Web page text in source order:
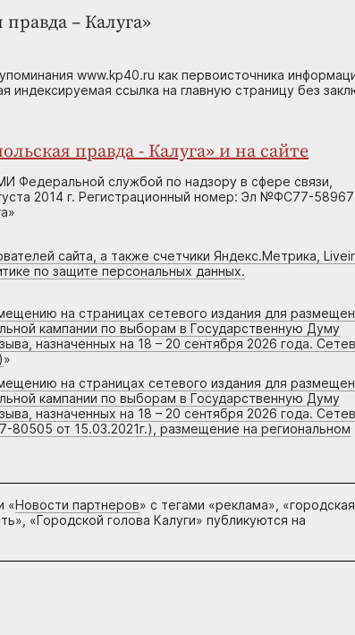
– Калуга»
www.kp40.ru как первоисточника
индексируемая ссылка на главную страницу без
правда - Калуга» и на сайте
Федеральной службой по надзору в сфере связи,
2014 г. Регистрационный номер: Эл №ФС77-58967
сайта, а также счетчики Яндекс.Метрика,
по защите персональных данных.
на страницах сетевого издания для
кампании по выборам в Государственную Думу
назначенных на 18 – 20 сентября 2026 года.
»
на страницах сетевого издания для
кампании по выборам в Государственную Думу
назначенных на 18 – 20 сентября 2026 года.
от 15.03.2021г.), размещение на региональном
«Новости партнеров» с тегами «реклама», «городская
«Городской голова Калуги» публикуются на